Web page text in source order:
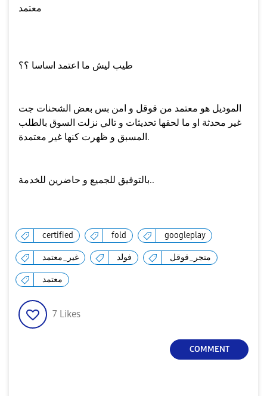
معتمد
طيب ليش ما اعتمد اساسا ؟؟
الموديل هو معتمد من قوقل و امن بس بعض الشحنات جت
غير محدثة او ما لحقها تحديثات و تالي نزلت السوق بالطلب
المسبق و ظهرت كنها غير معتمدة.
بالتوفيق للجميع و حاضرين للخدمة..
certified fold googleplay
غير_معتمد فولد متجر_قوقل
معتمد
7 Likes
COMMENT